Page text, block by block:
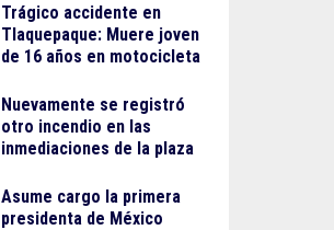
Trágico accidente en
Tlaquepaque: Muere joven
de 16 años en motocicleta
Nuevamente se registró
otro incendio en las
inmediaciones de la plaza
Asume cargo la primera
presidenta de México